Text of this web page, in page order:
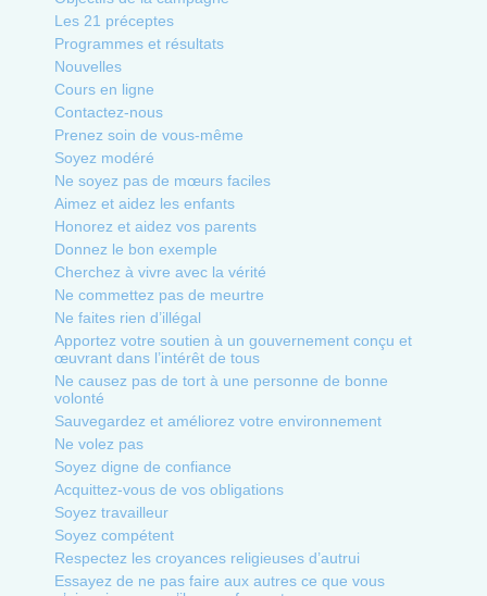
Les 21 préceptes
Programmes et résultats
Nouvelles
Cours en ligne
Contactez-nous
Prenez soin de vous-même
Soyez modéré
Ne soyez pas de mœurs faciles
Aimez et aidez les enfants
Honorez et aidez vos parents
Donnez le bon exemple
Cherchez à vivre avec la vérité
Ne commettez pas de meurtre
Ne faites rien d’illégal
Apportez votre soutien à un gouvernement conçu et
œuvrant dans l’intérêt de tous
Ne causez pas de tort à une personne de bonne
volonté
Sauvegardez et améliorez votre environnement
Ne volez pas
Soyez digne de confiance
Acquittez-vous de vos obligations
Soyez travailleur
Soyez compétent
Respectez les croyances religieuses d’autrui
Essayez de ne pas faire aux autres ce que vous